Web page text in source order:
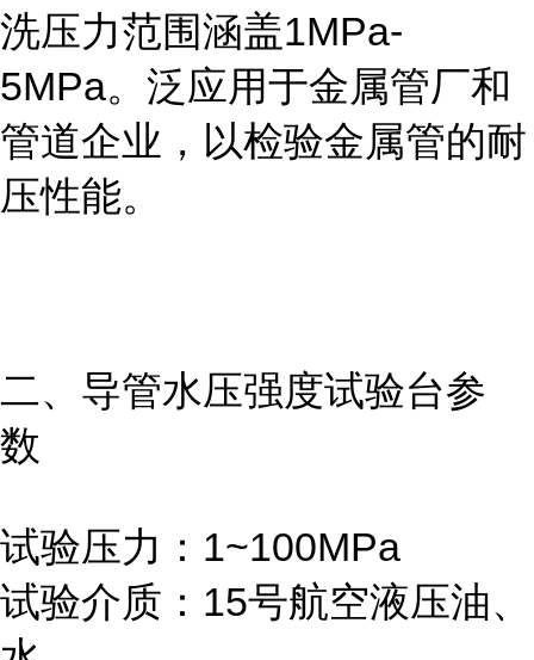
洗压力范围涵盖1MPa-
5MPa。泛应用于金属管厂和
管道企业，以检验金属管的耐
压性能。
二、 导管水压强度试验台参
数
试验压力：1~100MPa
试验介质：15号航空液压油、